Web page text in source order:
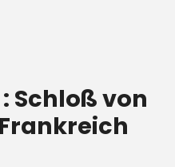
Schloß von